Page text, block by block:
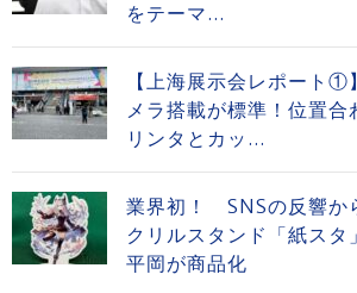
をテーマ...
【上海展示会レポート
メラ搭載が標準！位置
リンタとカッ...
業界初！ SNSの反響か
クリルスタンド「紙ス
平岡が商品化